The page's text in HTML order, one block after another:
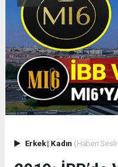
Erkek| Kadın (Haberi